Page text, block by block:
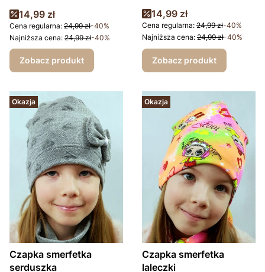
Cena promocyjna
14,99 zł
Cena regularna: 24,99 zł-40%
Najniższa cena: 24,99 zł-40%
Zobacz produkt
Cena promocyjna
14,99 zł
Cena regularna: 24,99 zł-40%
Najniższa cena: 24,99 zł-40%
Zobacz produkt
Okazja
Czapka smerfetka
serduszka
Okazja
Czapka smerfetka
laleczki